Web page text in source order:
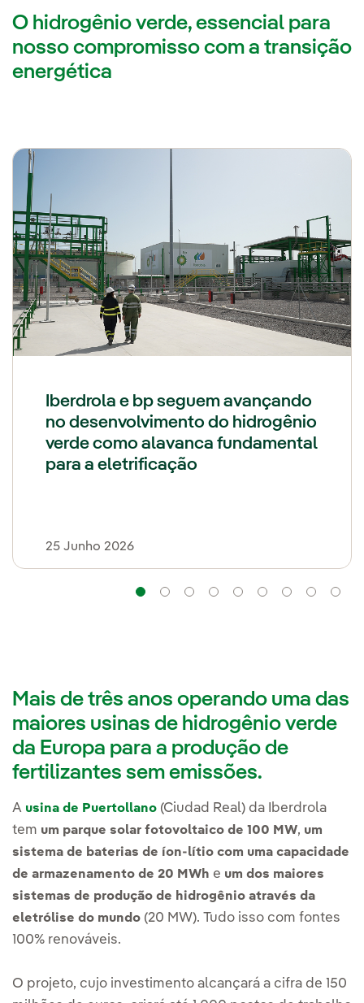
O hidrogênio verde, essencial para
nosso compromisso com a transição
energética
Iberdrola e bp seguem avançando
no desenvolvimento do hidrogênio
verde como alavanca fundamental
para a eletrificação
25 Junho 2026
Navegação
Navegação
Navegação
Navegação
Navegação
Navegação
Mais de três anos operando uma das
maiores usinas de hidrogênio verde
da Europa para a produção de
fertilizantes sem emissões.
A usina de Puertollano (Ciudad Real) da Iberdrola
tem um parque solar fotovoltaico de 100 MW, um
sistema de baterias de íon-lítio com uma capacidade
de armazenamento de 20 MWh e um dos maiores
sistemas de produção de hidrogênio através da
eletrólise do mundo (20 MW). Tudo isso com fontes
100% renováveis.
O projeto, cujo investimento alcançará a cifra de 150